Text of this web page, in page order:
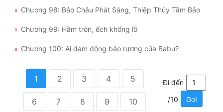
Chương 98: Bảo Châu Phát Sáng, Thiệp Thủy Tầm Bảo
Chương 99: Hầm tròn, ếch khổng lồ
Chương 100: Ai dám động bảo rương của Babu?
1 2 3 4 5
6 7 8 9 10
Đi đến
/10
Go!